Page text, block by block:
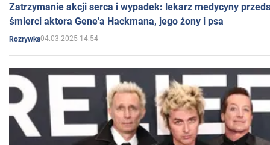
Zatrzymanie akcji serca i wypadek: lekarz medycyny
śmierci aktora Gene'a Hackmana, jego żony i psa
Rozrywka04.03.2025 14:54